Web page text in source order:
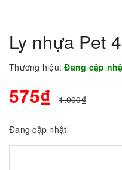
Ly nhựa Pet
Thương hiệu: Đang cập
575₫ 1.000₫
Đang cập nhật